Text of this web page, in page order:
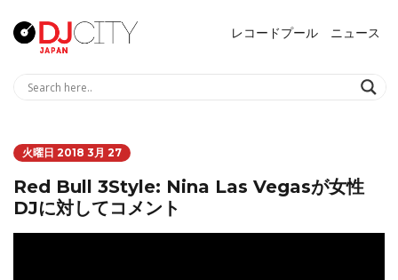
レコードプール ニュース
火曜日 2018 3月 27
Red Bull 3Style: Nina Las Vegasが女性
DJに対してコメント